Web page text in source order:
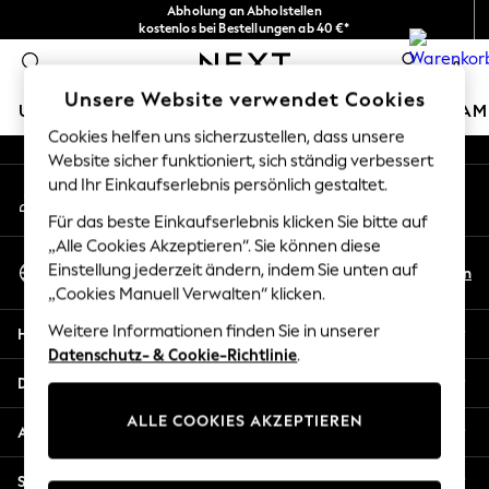
Abholung an Abholstellen
kostenlos bei Bestellungen ab 40 €*
Problemlose Rückgaben*
0
URLAUBS-SHOP MÄDCHEN JUNGEN BABY
HOLIDAY SHOP
Women's Holiday Shop
All Swimwear
All Beachwear
Bags & Accessories
Beach Dresses & Kaftans
Dresses
Flip Flops
Linen Collection
Sandals
Shorts
An error occurred on client
Unsere sozialen Netzwerke
Mein Konto
Melden Sie sich bei Ihrem Konto an
Sprache Auswählen
Deutsch
En
Hilfe
Datenschutz und Rechtliches
Abteilungen
Sonstige Dienstleistungen
Unsere Website verwendet Cookies
Cookies helfen uns sicherzustellen, dass unsere
Website sicher funktioniert, sich ständig verbessert
und Ihr Einkaufserlebnis persönlich gestaltet.
Für das beste Einkaufserlebnis klicken Sie bitte auf
„Alle Cookies Akzeptieren“. Sie können diese
Einstellung jederzeit ändern, indem Sie unten auf
„Cookies Manuell Verwalten“ klicken.
Weitere Informationen finden Sie in unserer
Datenschutz- & Cookie-Richtlinie.
ALLE COOKIES AKZEPTIEREN